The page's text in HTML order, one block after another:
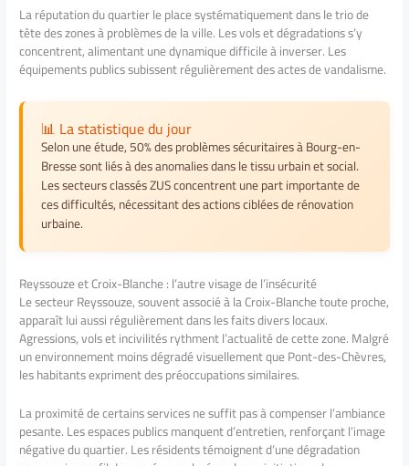
La réputation du quartier le place systématiquement dans le trio de
tête des zones à problèmes de la ville. Les vols et dégradations s’y
concentrent, alimentant une dynamique difficile à inverser. Les
équipements publics subissent régulièrement des actes de vandalisme.
📊 La statistique du jour
Selon une étude, 50% des problèmes sécuritaires à Bourg-en-
Bresse sont liés à des anomalies dans le tissu urbain et social.
Les secteurs classés ZUS concentrent une part importante de
ces difficultés, nécessitant des actions ciblées de rénovation
urbaine.
Reyssouze et Croix-Blanche : l’autre visage de l’insécurité
Le secteur Reyssouze, souvent associé à la Croix-Blanche toute proche,
apparaît lui aussi régulièrement dans les faits divers locaux.
Agressions, vols et incivilités rythment l’actualité de cette zone. Malgré
un environnement moins dégradé visuellement que Pont-des-Chèvres,
les habitants expriment des préoccupations similaires.
La proximité de certains services ne suffit pas à compenser l’ambiance
pesante. Les espaces publics manquent d’entretien, renforçant l’image
négative du quartier. Les résidents témoignent d’une dégradation